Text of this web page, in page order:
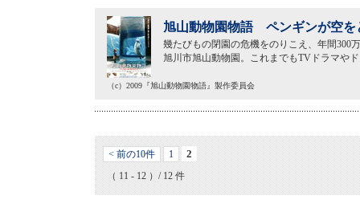
旭山動物園物語 ペンギンが空を
幾たびもの閉園の危機をのりこえ、年間300
旭川市旭山動物園。これまでもTVドラマや
（c）2009『旭山動物園物語』製作委員会
< 前の10件 1 2
（ 11 - 12 ）/ 12 件